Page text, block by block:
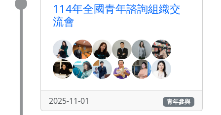
114年全國青年諮詢組織交
流會
2025-11-01 青年參與